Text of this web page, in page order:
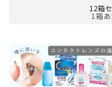
12箱
1箱